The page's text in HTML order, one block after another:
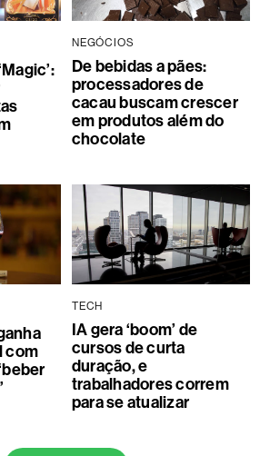
NEGÓCIOS
De bebidas a pães:
processadores de
cacau buscam crescer
em produtos além do
chocolate
com
TECH
IA gera ‘boom’ de
cursos de curta
duração, e
trabalhadores correm
para se atualizar